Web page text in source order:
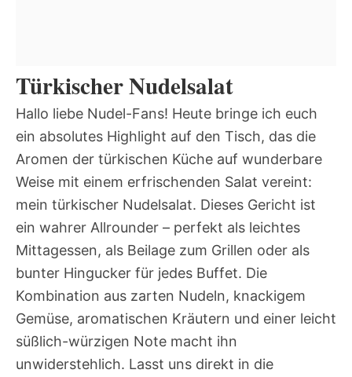
Türkischer Nudelsalat
Hallo liebe Nudel-Fans! Heute bringe ich euch
ein absolutes Highlight auf den Tisch, das die
Aromen der türkischen Küche auf wunderbare
Weise mit einem erfrischenden Salat vereint:
mein türkischer Nudelsalat. Dieses Gericht ist
ein wahrer Allrounder – perfekt als leichtes
Mittagessen, als Beilage zum Grillen oder als
bunter Hingucker für jedes Buffet. Die
Kombination aus zarten Nudeln, knackigem
Gemüse, aromatischen Kräutern und einer leicht
süßlich-würzigen Note macht ihn
unwiderstehlich. Lasst uns direkt in die